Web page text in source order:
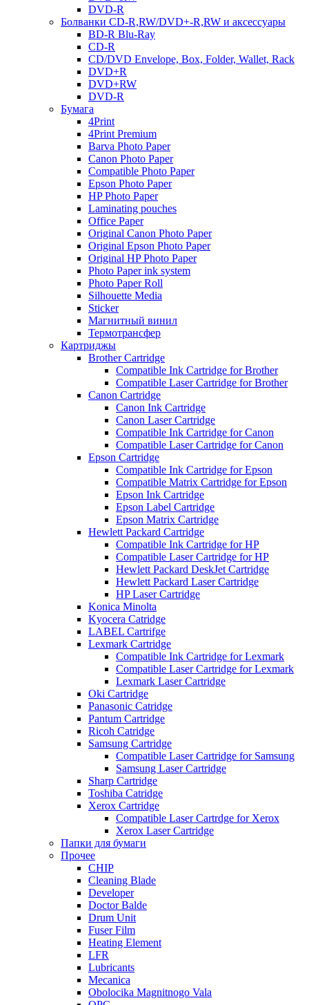
DVD-R
Болванки CD-R,RW/DVD+-R,RW и аксессуары
BD-R Blu-Ray
CD-R
CD/DVD Envelope, Box, Folder, Wallet, Rack
DVD+R
DVD+RW
DVD-R
Бумага
4Print
4Print Premium
Barva Photo Paper
Canon Photo Paper
Compatible Photo Paper
Epson Photo Paper
HP Photo Paper
Laminating pouches
Office Paper
Original Canon Photo Paper
Original Epson Photo Paper
Original HP Photo Paper
Photo Paper ink system
Photo Paper Roll
Silhouette Media
Sticker
Магнитный винил
Термотрансфер
Картриджы
Brother Cartridge
Compatible Ink Cartridge for Brother
Compatible Laser Cartridge for Brother
Canon Cartridge
Canon Ink Cartridge
Canon Laser Cartridge
Compatible Ink Cartridge for Canon
Compatible Laser Cartridge for Canon
Epson Cartridge
Compatible Ink Cartridge for Epson
Compatible Matrix Cartridge for Epson
Epson Ink Cartridge
Epson Label Cartridge
Epson Matrix Cartridge
Hewlett Packard Cartridge
Compatible Ink Cartridge for HP
Compatible Laser Cartridge for HP
Hewlett Packard DeskJet Cartridge
Hewlett Packard Laser Cartridge
HP Laser Cartridge
Konica Minolta
Kyocera Catridge
LABEL Cartrifge
Lexmark Cartridge
Compatible Ink Cartridge for Lexmark
Compatible Laser Cartridge for Lexmark
Lexmark Laser Cartridge
Oki Cartridge
Panasonic Catridge
Pantum Cartridge
Ricoh Catridge
Samsung Cartridge
Compatible Laser Cartridge for Samsung
Samsung Laser Cartridge
Sharp Cartridge
Toshiba Catridge
Xerox Cartridge
Compatible Laser Cartrdge for Xerox
Xerox Laser Cartridge
Папки для бумаги
Прочее
CHIP
Cleaning Blade
Developer
Doctor Balde
Drum Unit
Fuser Film
Heating Element
LFR
Lubricants
Mecanica
Obolocika Magnitnogo Vala